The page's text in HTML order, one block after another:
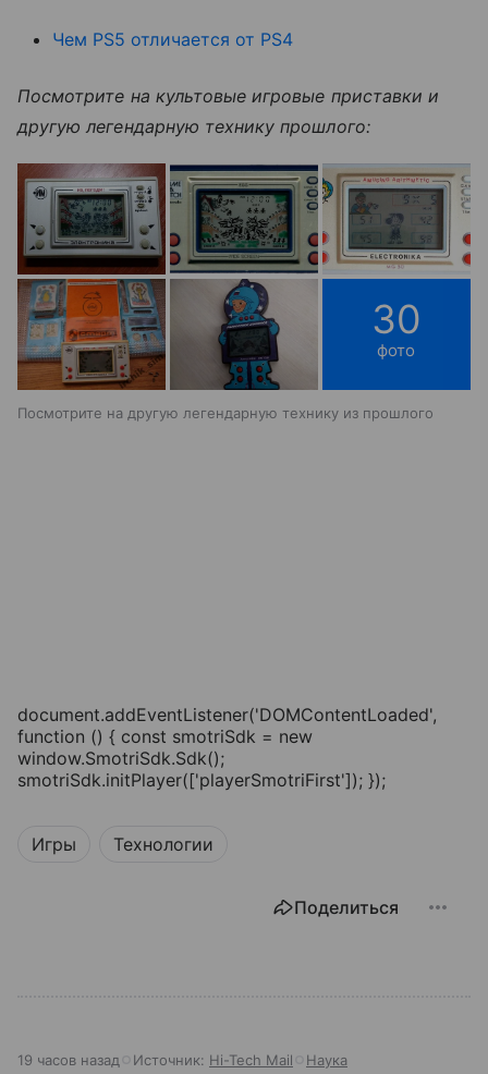
Чем PS5 отличается от PS4
Посмотрите на культовые игровые приставки и
другую легендарную технику прошлого:
30
фото
Посмотрите на другую легендарную технику из прошлого
document.addEventListener('DOMContentLoaded',
function () { const smotriSdk = new
window.SmotriSdk.Sdk();
smotriSdk.initPlayer(['playerSmotriFirst']); });
Игры Технологии
Поделиться
19 часов назад Источник: Hi-Tech Mail Наука